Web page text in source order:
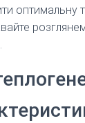
оптимальну